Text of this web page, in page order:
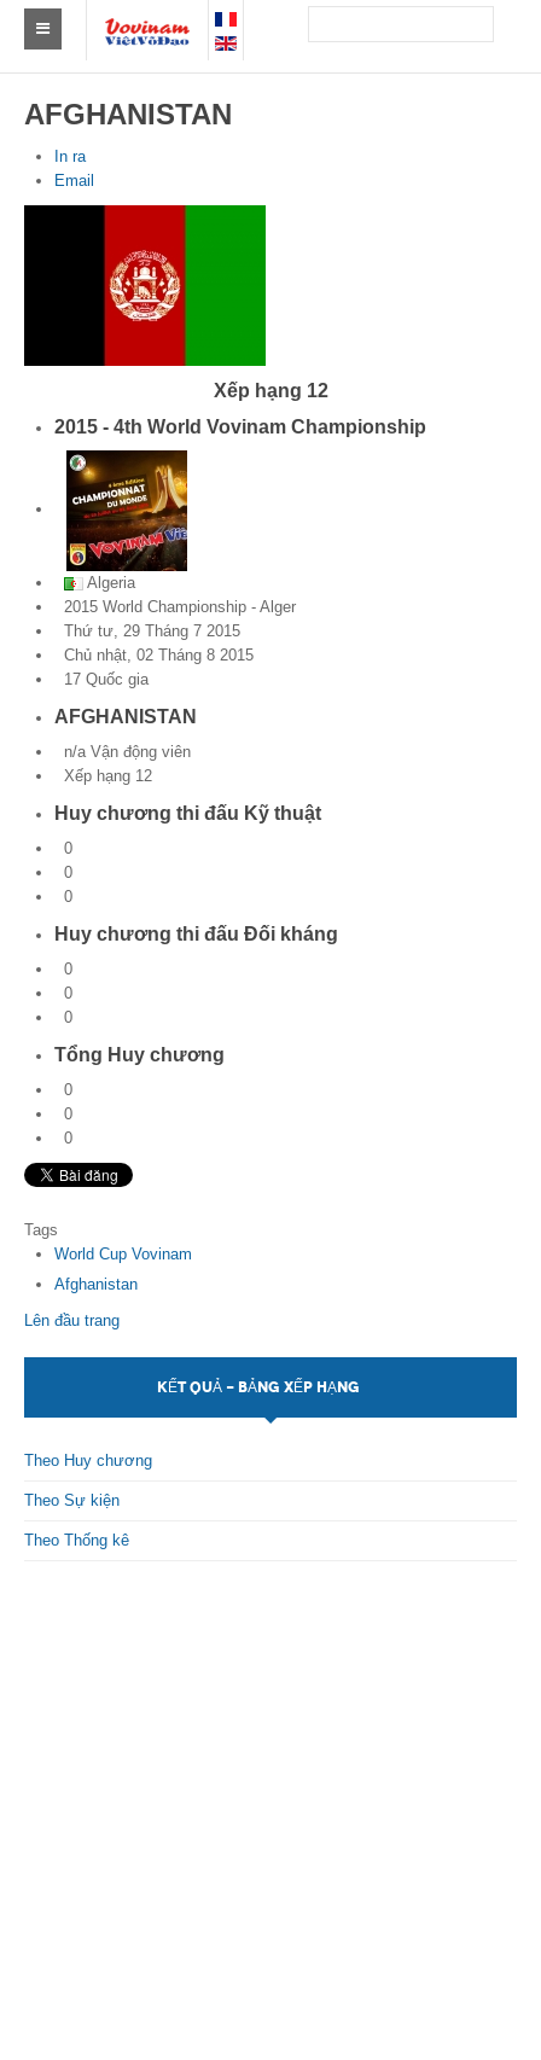
Châu Âu
Sự kiện
Kết quả
Theo Huy chương
Theo Sự kiện
Theo Thống kê
Truyền thông
TÀI LIỆU
Khám Phá
AFGHANISTAN
In ra
Email
Xếp hạng 12
2015 - 4th World Vovinam Championship
Algeria
2015 World Championship - Alger
Thứ tư, 29 Tháng 7 2015
Chủ nhật, 02 Tháng 8 2015
17 Quốc gia
AFGHANISTAN
n/a Vận động viên
Xếp hạng 12
Huy chương thi đấu Kỹ thuật
0
0
0
Huy chương thi đấu Đối kháng
0
0
0
Tổng Huy chương
0
0
0
Tags
World Cup Vovinam
Afghanistan
Lên đầu trang
KẾT QUẢ - BẢNG XẾP HẠNG
Theo Huy chương
Theo Sự kiện
Theo Thống kê